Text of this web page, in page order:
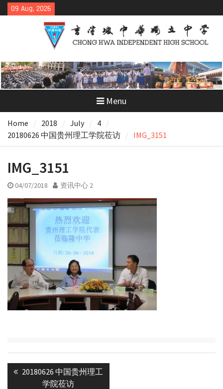
Skip
to
09 Aug, 2026
Menu
Home 2018 July
4
20180626 中国贵州理工学院莅访
IMG_3151
IMG_3151
04/07/2018 资讯中心 2
navigation
Previous
20180626 中国贵州理工
学院莅访